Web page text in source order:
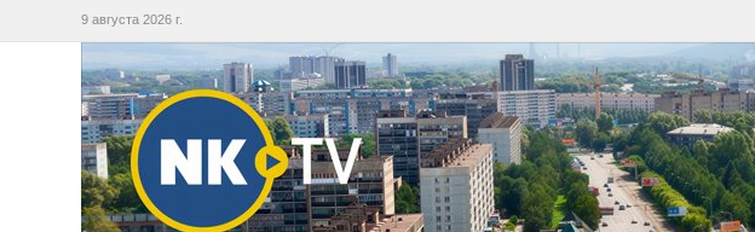
9 августа 2026 г.